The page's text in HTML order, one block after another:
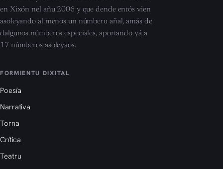
en Xixón nel añu 2006 y que dende entós vien
asoleyando al menos un númberu añal, amás de
dalgunos númberos especiales, aportando yá a
17 númberos asoleyaos.
FORMIENTU DIXITAL
Poesía
Narrativa
Torna
Crítica
Teatru